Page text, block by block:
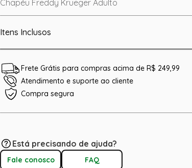
Chapéu Freddy Krueger Adulto
Itens Inclusos
Frete Grátis para compras acima de R$ 249,99
Atendimento e suporte ao cliente
Compra segura
Está precisando de ajuda?
Fale conosco FAQ